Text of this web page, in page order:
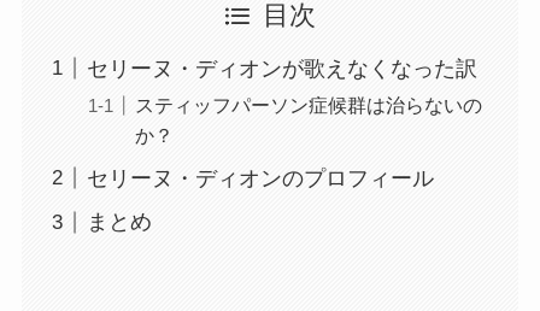
目次
セリーヌ・ディオンが歌えなくなった訳
スティッフパーソン症候群は治らないの
か？
セリーヌ・ディオンのプロフィール
まとめ